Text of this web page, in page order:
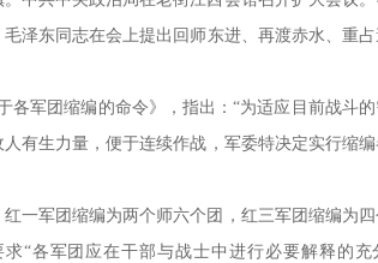
泽东同志在会上提出回师东进、再渡赤水、重
各军团缩编的命令》，指出：“为适应目前战斗
有生力量，便于连续作战，军委特决定实行缩
一军团缩编为两个师六个团，红三军团缩编为
“各军团应在干部与战士中进行必要解释的充